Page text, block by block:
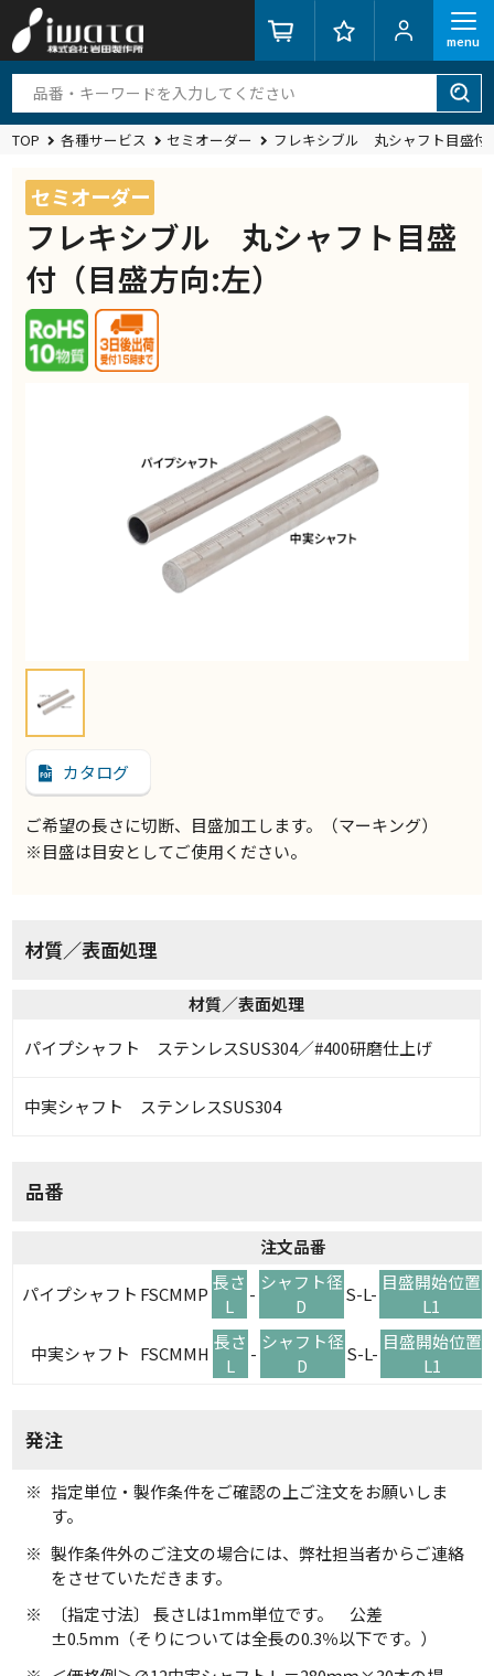
menu
TOP 各種サービス セミオーダー フレキシブル 丸シャフト目盛付
セミオーダー
フレキシブル 丸シャフト目盛
付（目盛方向:左）
カタログ
ご希望の長さに切断、目盛加工します。（マーキング）
※目盛は目安としてご使用ください。
材質／表面処理
材質／表面処理
パイプシャフト ステンレスSUS304／#400研磨仕上げ
中実シャフト ステンレスSUS304
品番
注文品番
パイプシャフト FSCMMP
長さ
L
-
シャフト径
D
S-L-
目盛開始位置
L1
中実シャフト FSCMMH
長さ
L
-
シャフト径
D
S-L-
目盛開始位置
L1
発注
指定単位・製作条件をご確認の上ご注文をお願いしま
す。
製作条件外のご注文の場合には、弊社担当者からご連絡
をさせていただきます。
〔指定寸法〕 長さLは1mm単位です。 公差
±0.5mm（そりについては全長の0.3％以下です。）